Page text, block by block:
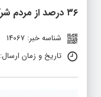
۳۶ درصد از مردم شرکت میکنند
شناسه خبر: 14067
تاریخ و زمان ارسال: 8 خرداد 1400 ساعت 02:40